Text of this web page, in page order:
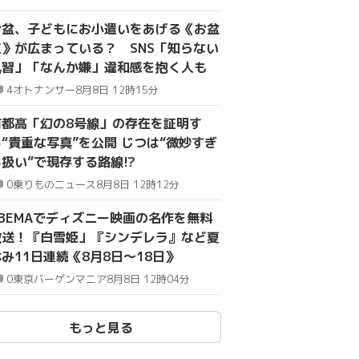
、子どもにお小遣いをあげる《お盆
が広まっている？ SNS「知らない
」「なんか嫌」違和感を抱く人も
4オトナンサー8月8日 12時15分
高「幻の8号線」の存在を証明す
貴重な写真”を公開 じつは“微妙すぎ
い”で現存する路線!?
0乗りものニュース8月8日 12時12分
でディズニー映画の名作を無料
！『白雪姫」『シンデレラ』など夏
11日連続《8月8日～18日》
0東京バーゲンマニア8月8日 12時04分
もっと見る